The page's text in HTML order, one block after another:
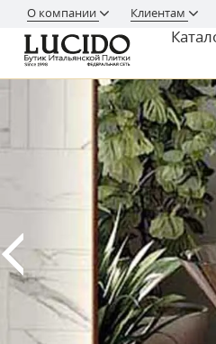
О компании Клиентам